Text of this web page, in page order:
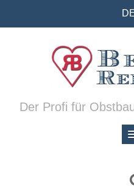
Der Profi für